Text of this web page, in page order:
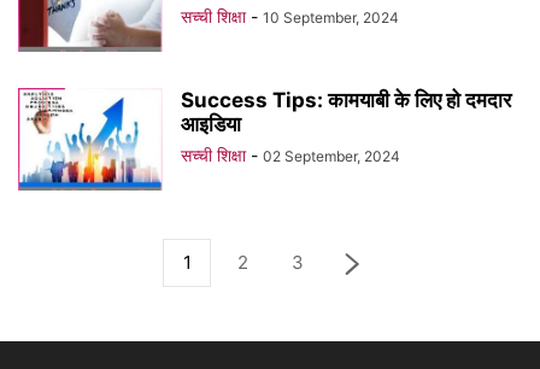
सच्ची शिक्षा - 10 September, 2024
Success Tips: कामयाबी के लिए हो दमदार
आइडिया
सच्ची शिक्षा - 02 September, 2024
1 2 3